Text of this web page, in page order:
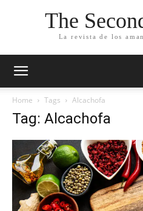
The
La revista de los
Home Tags Alcachofa
Tag: Alcachofa